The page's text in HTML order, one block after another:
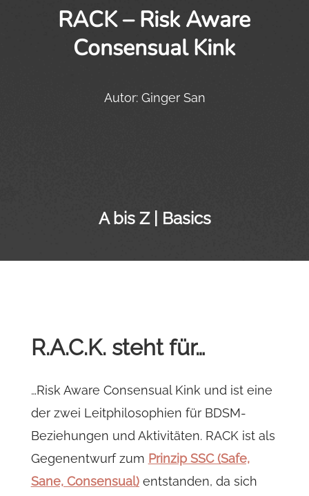
RACK – Risk Aware
Consensual Kink
Autor: Ginger San
A bis Z | Basics
R.A.C.K. steht für…
…Risk Aware Consensual Kink und ist eine
der zwei Leitphilosophien für BDSM-
Beziehungen und Aktivitäten. RACK ist als
Gegenentwurf zum Prinzip SSC (Safe,
Sane, Consensual)entstanden, da sich